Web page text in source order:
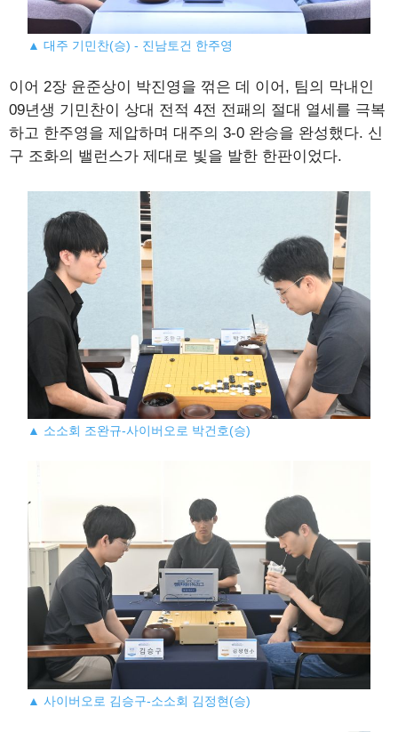
▲ 대주 기민찬(승) - 진남토건 한주영
이어 2장 윤준상이 박진영을 꺾은 데 이어, 팀의 막내인
09년생 기민찬이 상대 전적 4전 전패의 절대 열세를 극복
하고 한주영을 제압하며 대주의 3-0 완승을 완성했다. 신
구 조화의 밸런스가 제대로 빛을 발한 한판이었다.
▲ 소소회 조완규-사이버오로 박건호(승)
▲ 사이버오로 김승구-소소회 김정현(승)